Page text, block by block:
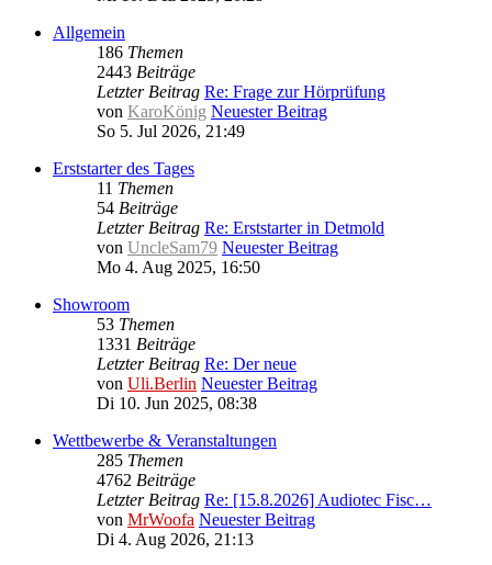
Allgemein
186 Themen
2443 Beiträge
Letzter Beitrag Re: Frage zur Hörprüfung
von KaroKönig Neuester Beitrag
So 5. Jul 2026, 21:49
Erststarter des Tages
11 Themen
54 Beiträge
Letzter Beitrag Re: Erststarter in Detmold
von UncleSam79 Neuester Beitrag
Mo 4. Aug 2025, 16:50
Showroom
53 Themen
1331 Beiträge
Letzter Beitrag Re: Der neue
von Uli.Berlin Neuester Beitrag
Di 10. Jun 2025, 08:38
Wettbewerbe & Veranstaltungen
285 Themen
4762 Beiträge
Letzter Beitrag Re: [15.8.2026] Audiotec Fisc…
von MrWoofa Neuester Beitrag
Di 4. Aug 2026, 21:13